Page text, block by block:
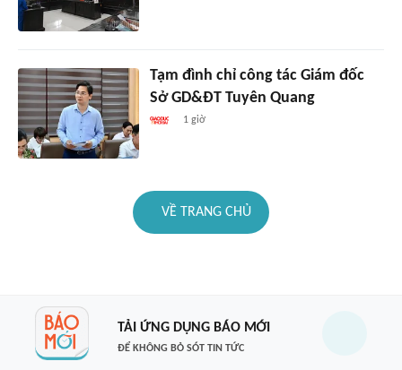
Tạm đình chỉ công tác Giám đốc
Sở GD&ĐT Tuyên Quang
1 giờ
VỀ TRANG CHỦ
TẢI ỨNG DỤNG BÁO MỚI
ĐỂ KHÔNG BỎ SÓT TIN TỨC